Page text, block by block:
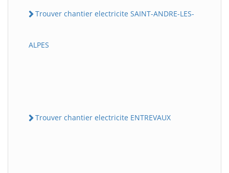
Trouver chantier electricite SAINT-ANDRE-LES-
ALPES
Trouver chantier electricite ENTREVAUX